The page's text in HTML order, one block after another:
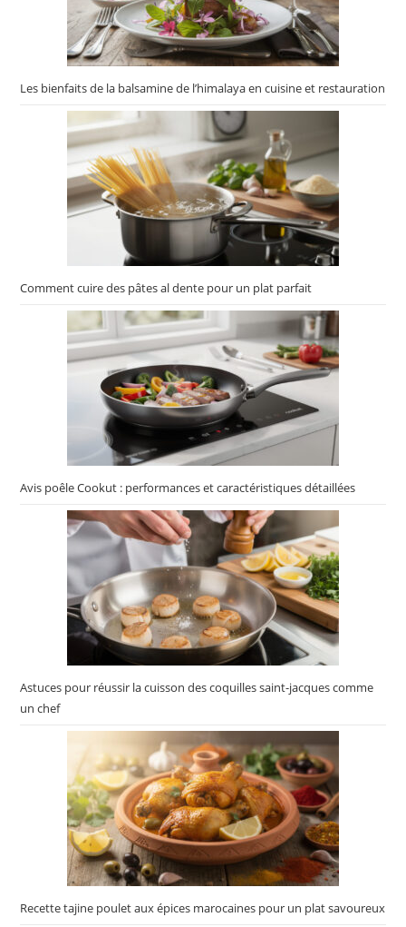
Les bienfaits de la balsamine de l’himalaya en cuisine et restauration
Comment cuire des pâtes al dente pour un plat parfait
Avis poêle Cookut : performances et caractéristiques détaillées
Astuces pour réussir la cuisson des coquilles saint-jacques comme
un chef
Recette tajine poulet aux épices marocaines pour un plat savoureux